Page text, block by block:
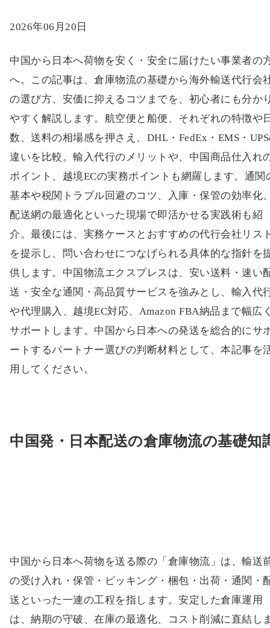
2026年06月20日
中国から日本へ荷物を安く・安全に届けたい事業者の
へ。この記事は、倉庫物流の基礎から海外輸送代行会
の選び方、安価に抑えるコツまでを、初心者にも分か
やすく解説します。航空便と船便、それぞれの特徴や
数、送料の相場感を押さえ、DHL・FedEx・EMS・
違いを比較。輸入代行のメリットや、中国商品仕入れ
ポイント、越境ECの実務ポイントも網羅します。通関
基本や税関トラブル回避のコツ、入庫・保管の効率化
配送網の最適化といった現場で即活かせる実践術も紹
介。最後には、実務ケースとおすすめの代行会社リス
を提示し、問い合わせにつなげられる具体的な指針を
供します。中国物流エクスプレスは、安い送料・速い
送・安全な通関・高品質サービスを強みとし、輸入代
や代理購入、越境EC対応、Amazon FBA納品まで幅広
サポートします。中国から日本への発送を総合的にサ
ートするパートナー選びの判断材料として、本記事を
用してください。
中国発・日本配送の倉庫物流の基礎知
中国から日本へ荷物を送る際の「倉庫物流」は、輸送
の受け入れ・保管・ピッキング・梱包・出荷・通関・
送といった一連の工程を指します。安定した倉庫運用
は、納期の守破、在庫の最適化、コスト削減に直結し